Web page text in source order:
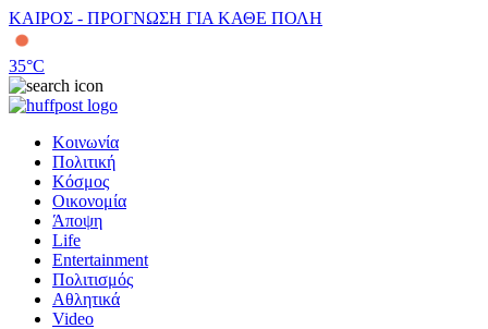
ΚΑΙΡΟΣ - ΠΡΟΓΝΩΣΗ ΓΙΑ ΚΑΘΕ ΠΟΛΗ
35°C
Κοινωνία
Πολιτική
Κόσμος
Οικονομία
Άποψη
Life
Entertainment
Πολιτισμός
Αθλητικά
Video